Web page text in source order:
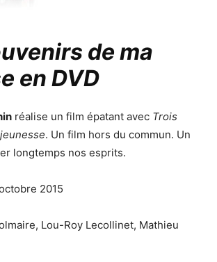
de ma
en DVD
réalise un film épatant avec Trois
. Un film hors du commun. Un
longtemps nos esprits.
2015
Lou-Roy Lecollinet, Mathieu